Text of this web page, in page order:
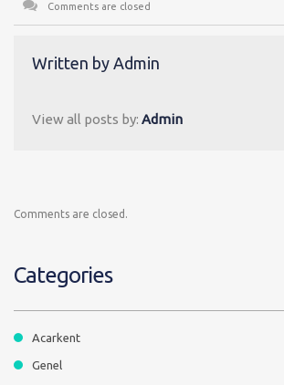
Comments are closed
Written by Admin
View all posts by: Admin
Comments are closed.
Categories
Acarkent
Genel